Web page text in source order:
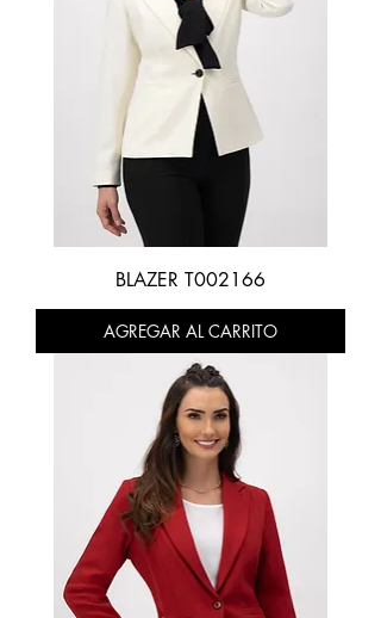
BLAZER T002166
AGREGAR AL CARRITO